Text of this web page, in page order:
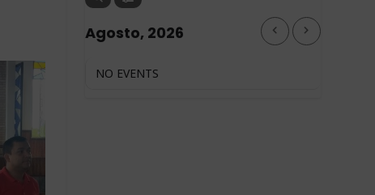
Agosto, 2026
NO EVENTS